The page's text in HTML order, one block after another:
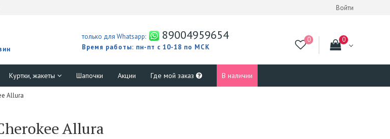
Войти
только для Whatsapp: 89004959654
Время работы: пн-пт с 10-18 по МСК
Куртки, жакеты Шапочки Акции Где мой заказ В наличии
Allura
Allura